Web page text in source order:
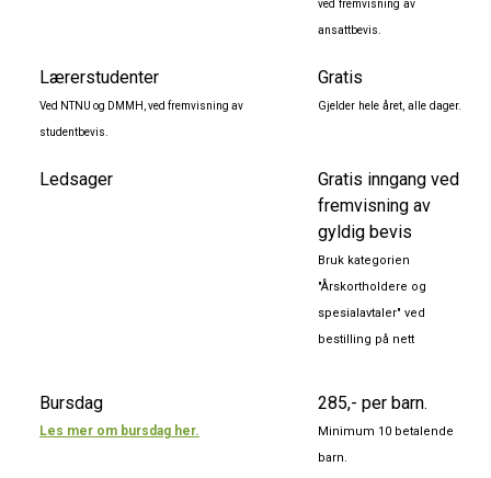
ved fremvisning av
ansattbevis.
Lærerstudenter
Ved NTNU og DMMH, ved fremvisning av
studentbevis.
Gratis
Gjelder hele året, alle dager.
Ledsager
Gratis inngang ved
fremvisning av
gyldig bevis
Bruk kategorien
"Årskortholdere og
spesialavtaler" ved
bestilling på nett
Bursdag
Les mer om bursdag her.
285,- per barn.
Minimum 10 betalende
barn.